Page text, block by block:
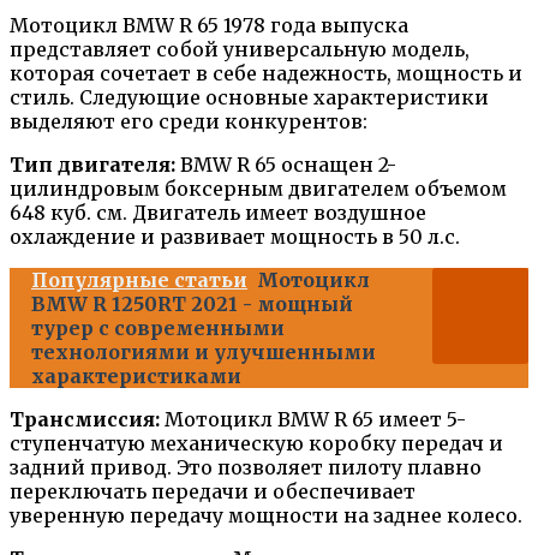
Мотоцикл BMW R 65 1978 года выпуска
представляет собой универсальную модель,
которая сочетает в себе надежность, мощность и
стиль. Следующие основные характеристики
выделяют его среди конкурентов:
Тип двигателя: BMW R 65 оснащен 2-
цилиндровым боксерным двигателем объемом
648 куб. см. Двигатель имеет воздушное
охлаждение и развивает мощность в 50 л.с.
Популярные статьи Мотоцикл
BMW R 1250RT 2021 - мощный
турер с современными
технологиями и улучшенными
характеристиками
Трансмиссия: Мотоцикл BMW R 65 имеет 5-
ступенчатую механическую коробку передач и
задний привод. Это позволяет пилоту плавно
переключать передачи и обеспечивает
уверенную передачу мощности на заднее колесо.